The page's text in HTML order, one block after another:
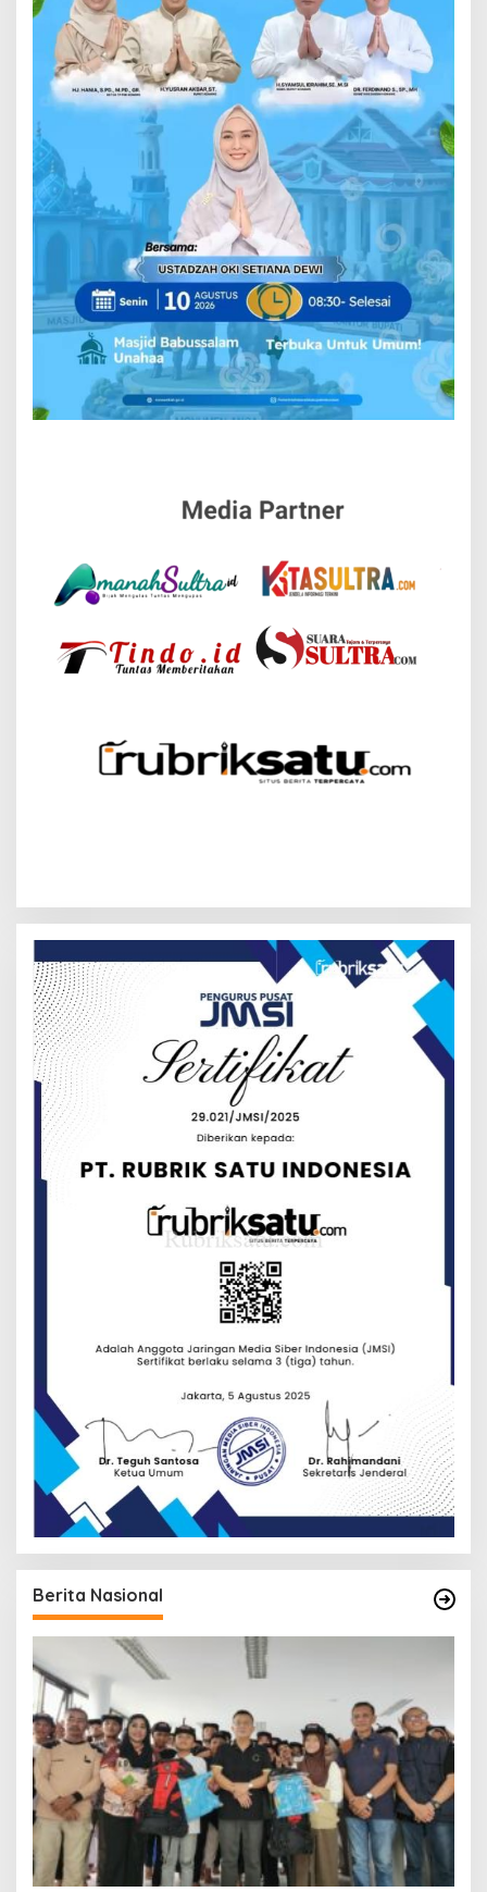
Berita Nasional